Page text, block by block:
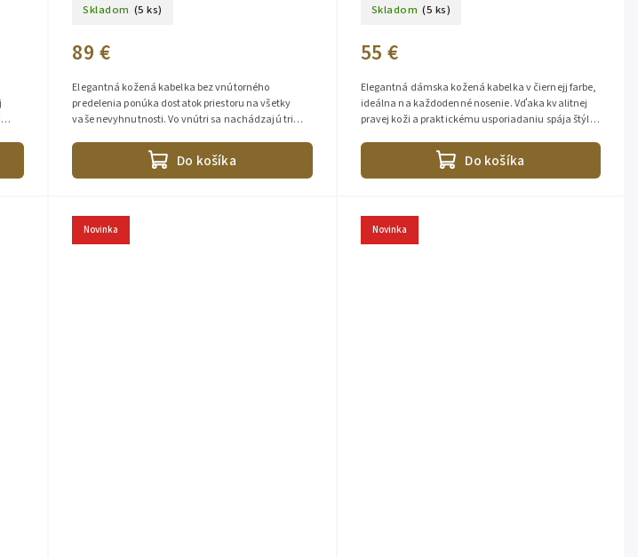
Skladom (5 ks)
89 €
Do košíka
Elegantná kožená kabelka bez vnútorného
predelenia ponúka dostatok priestoru na všetky
vaše nevyhnutnosti. Vo vnútri sa nachádzajú tri
Skladom (5 ks)
55 €
Do košíka
Elegantná dámska kožená kabelka v čiernejj farbe,
ideálna na každodenné nosenie. Vďaka kvalitnej
pravej koži a praktickému usporiadaniu spája štýl s
Novinka Novinka